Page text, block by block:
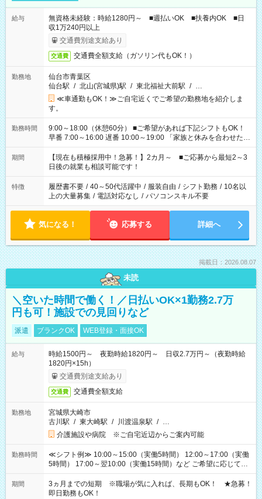
給与
無資格未経験：時給1280円～ ■週払いOK ■扶養内OK ■日
収1万240円以上
交通費別途支給あり
交通費 交通費全額支給（ガソリン代もOK！）
勤務地
仙台市青葉区
仙台駅 / 北山(宮城県)駅 / 東北福祉大前駅 / …
≪車通勤もOK！≫ご自宅近くでご希望の勤務地を紹介しま
す。
勤務時間
9:00～18:00（休憩60分） ■ご希望があれば下記シフトもOK！
早番 7:00～16:00 遅番 10:00～19:00 「家族と休みを合わせた
い」 「余裕を持って夕飯の準備がしたい」 「できれば残業はし
たくない」 など、ご希望を教えてくださいね。 ※Wワーク希望
の方へ 今ご覧のお仕事で希望する勤務時間と、もう1つのお仕事
の勤務時間。 合計で週40時間を超える場合は応募できません。
期間
【現在も積極採用中！急募！】2カ月～ ■ご応募から最短2～3
日後の就業も相談可能です！
特徴 履歴書不要 / 40～50代活躍中 / 服装自由 / シフト勤務 / 10名以
上の大量募集 / 電話対応なし / パソコンスキル不要
気になる！ 応募する 詳細へ
掲載日：2026.08.07
未読
＼空いた時間で働く！／日払いOK×1勤務2.7万
円も可！施設での見回りなど
派遣 ブランクOK WEB登録・面接OK
給与
時給1500円～ 夜勤時給1820円～ 日収2.7万円～（夜勤時給
1820円×15h）
交通費別途支給あり
交通費 交通費全額支給
勤務地
宮城県大崎市
古川駅 / 東大崎駅 / 川渡温泉駅 / …
介護施設や病院 ※ご自宅近辺からご案内可能
勤務時間
≪シフト例≫ 10:00～15:00（実働5時間） 12:00～17:00（実働
5時間） 17:00～翌10:00（実働15時間）など ご希望に応じて、
働く時間は調整できます！ お気軽に担当へ相談ください！
期間
3ヵ月までの短期 ※職場が気に入れば、長期もOK！ ★急募！
即日勤務もOK！